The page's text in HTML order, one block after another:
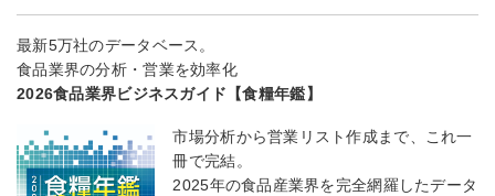
最新5万社のデータベース。
食品業界の分析・営業を効率化
2026食品業界ビジネスガイド【食糧年鑑】
市場分析から営業リスト作成まで、これ一
冊で完結。
2025年の食品産業界を完全網羅したデータ